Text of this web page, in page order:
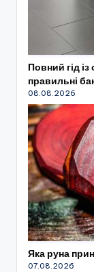
Повний гід
правильні
08.08.2026
Яка руна
07.08.2026